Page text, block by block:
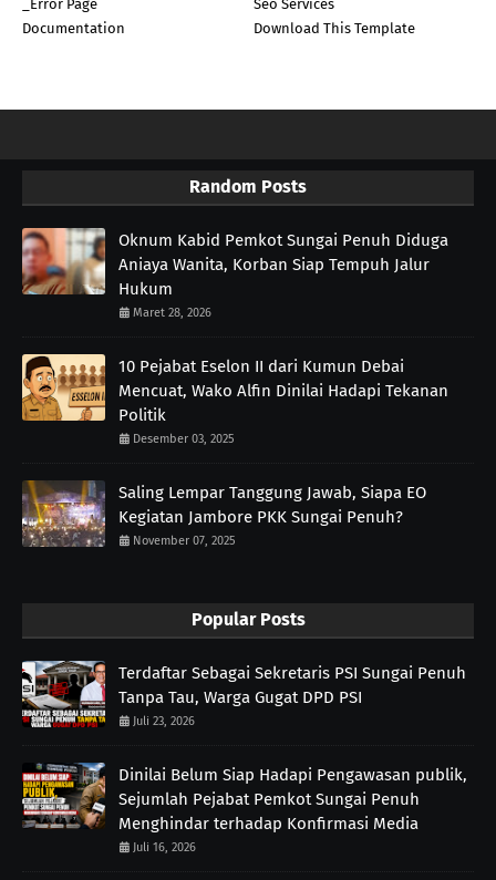
_Error Page
Seo Services
Documentation
Download This Template
Random Posts
Oknum Kabid Pemkot Sungai Penuh Diduga
Aniaya Wanita, Korban Siap Tempuh Jalur
Hukum
Maret 28, 2026
10 Pejabat Eselon II dari Kumun Debai
Mencuat, Wako Alfin Dinilai Hadapi Tekanan
Politik
Desember 03, 2025
Saling Lempar Tanggung Jawab, Siapa EO
Kegiatan Jambore PKK Sungai Penuh?
November 07, 2025
Popular Posts
Terdaftar Sebagai Sekretaris PSI Sungai Penuh
Tanpa Tau, Warga Gugat DPD PSI
Juli 23, 2026
Dinilai Belum Siap Hadapi Pengawasan publik,
Sejumlah Pejabat Pemkot Sungai Penuh
Menghindar terhadap Konfirmasi Media
Juli 16, 2026